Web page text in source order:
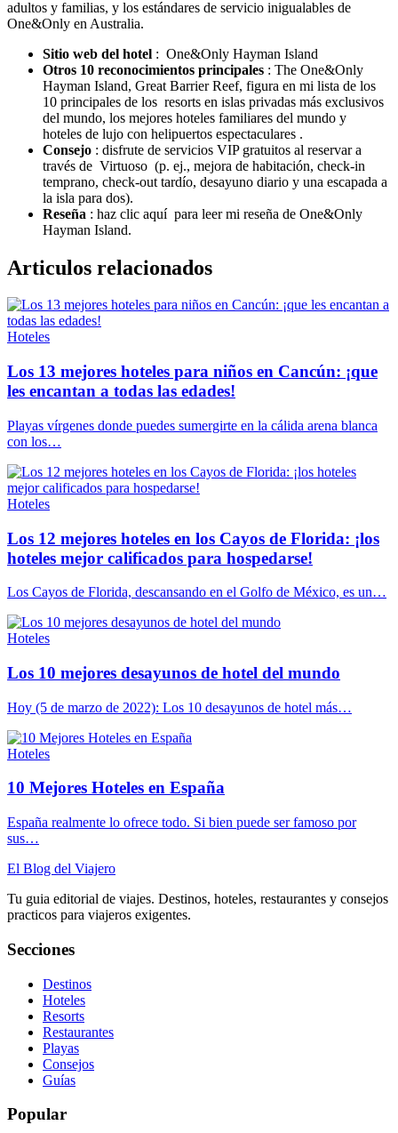
adultos y familias, y los estándares de servicio inigualables de
One&Only en Australia.
Sitio web del hotel : One&Only Hayman Island
Otros 10 reconocimientos principales : The One&Only
Hayman Island, Great Barrier Reef, figura en mi lista de los
10 principales de los resorts en islas privadas más exclusivos
del mundo, los mejores hoteles familiares del mundo y
hoteles de lujo con helipuertos espectaculares .
Consejo : disfrute de servicios VIP gratuitos al reservar a
través de Virtuoso (p. ej., mejora de habitación, check-in
temprano, check-out tardío, desayuno diario y una escapada a
la isla para dos).
Reseña : haz clic aquí para leer mi reseña de One&Only
Hayman Island.
Articulos relacionados
Hoteles
Los 13 mejores hoteles para niños en Cancún: ¡que
les encantan a todas las edades!
Playas vírgenes donde puedes sumergirte en la cálida arena blanca
con los…
Hoteles
Los 12 mejores hoteles en los Cayos de Florida: ¡los
hoteles mejor calificados para hospedarse!
Los Cayos de Florida, descansando en el Golfo de México, es un…
Hoteles
Los 10 mejores desayunos de hotel del mundo
Hoy (5 de marzo de 2022): Los 10 desayunos de hotel más…
Hoteles
10 Mejores Hoteles en España
España realmente lo ofrece todo. Si bien puede ser famoso por
sus…
El Blog del Viajero
Tu guia editorial de viajes. Destinos, hoteles, restaurantes y consejos
practicos para viajeros exigentes.
Secciones
Destinos
Hoteles
Resorts
Restaurantes
Playas
Consejos
Guías
Popular